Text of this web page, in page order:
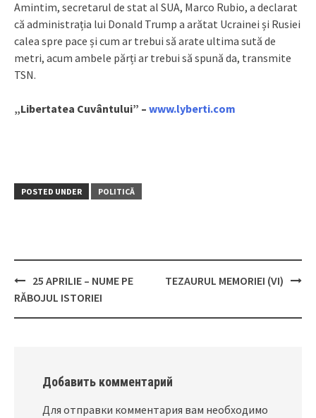
Amintim, secretarul de stat al SUA, Marco Rubio, a declarat
că administrația lui Donald Trump a arătat Ucrainei și Rusiei
calea spre pace și cum ar trebui să arate ultima sută de
metri, acum ambele părți ar trebui să spună da, transmite
TSN.
„Libertatea Cuvântului” – www.lyberti.com
POSTED UNDER POLITICĂ
Post
navigation
25 APRILIE – NUME PE
RĂBOJUL ISTORIEI
TEZAURUL MEMORIEI (VI)
Добавить комментарий
Для отправки комментария вам необходимо